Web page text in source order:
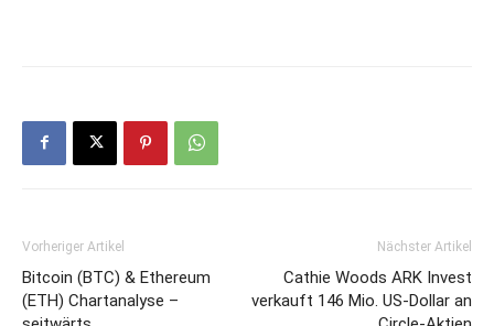
Vorheriger Artikel
Bitcoin (BTC) & Ethereum
(ETH) Chartanalyse –
Nächster Artikel
Cathie Woods ARK Invest
verkauft 146 Mio. US-Dollar an